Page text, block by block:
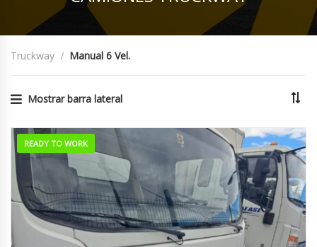
Truckway Manual 6 Vel.
Mostrar barra lateral
READY TO WORK